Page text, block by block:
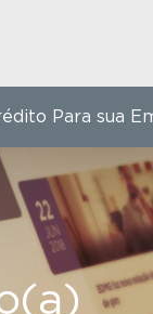
Para sua